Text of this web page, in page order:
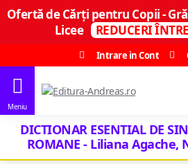
Ofertă de Cărți pentru Copii -
Licee
REDUCERI
Intrare in Cont
DICTIONAR ESENTIAL DE
ROMANE - Liliana